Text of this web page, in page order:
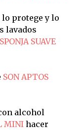
lo protege y lo
lavados
SUAVE
SON APTOS
alcohol
MINIhacer